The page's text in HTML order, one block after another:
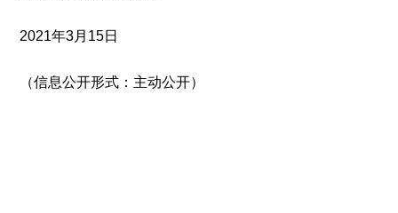
2021年3月15日
（信息公开形式：主动公开）